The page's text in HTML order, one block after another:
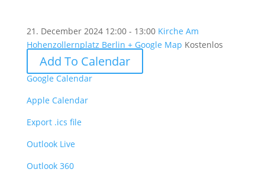
21. December 2024 12:00 - 13:00 Kirche Am
Hohenzollernplatz Berlin + Google Map Kostenlos
Add To Calendar
Google Calendar
Apple Calendar
Export .ics file
Outlook Live
Outlook 360